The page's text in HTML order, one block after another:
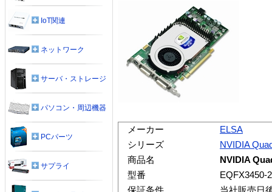
メーカー
ELSA
シリーズ
NVIDIA
商品名
NVIDIA
型番
EQFX3450-
保証条件
当社販売日
IoT関連
ネットワーク
サーバ・ストレージ
パソコン・周辺機器
PCパーツ
サプライ